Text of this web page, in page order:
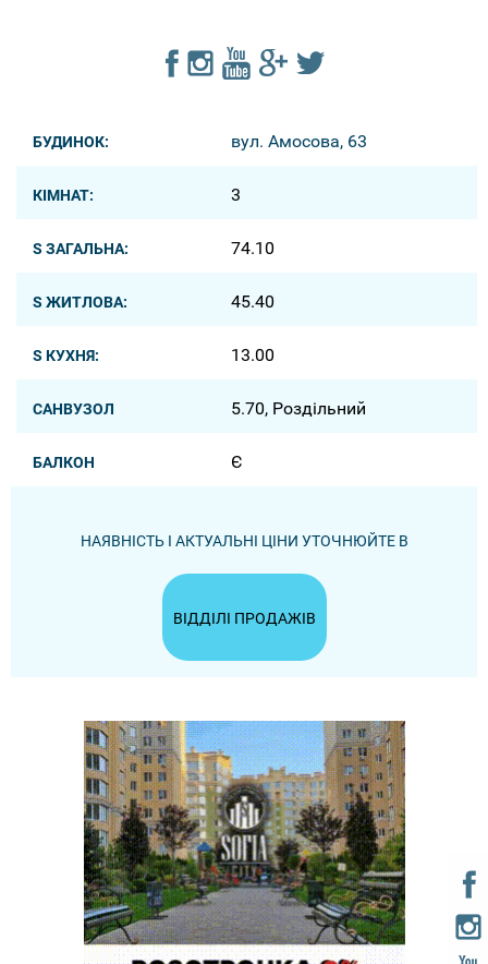
БУДИНОК: вул. Амосова, 63
КІМНАТ: 3
S ЗАГАЛЬНА: 74.10
S ЖИТЛОВА: 45.40
S КУХНЯ: 13.00
САНВУЗОЛ 5.70, Роздільний
БАЛКОН Є
НАЯВНІСТЬ І АКТУАЛЬНІ ЦІНИ УТОЧНЮЙТЕ В
ВІДДІЛІ ПРОДАЖІВ